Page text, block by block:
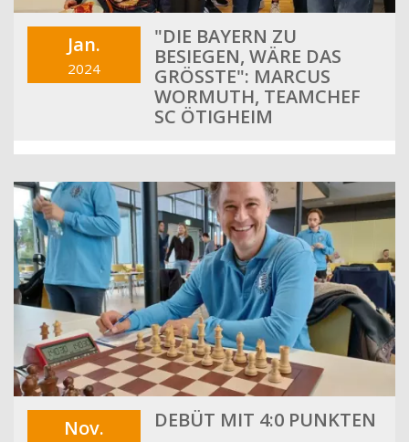
Jan.
2024
"DIE BAYERN ZU
BESIEGEN, WÄRE DAS
GRÖSSTE": MARCUS W
ORMUTH, TEAMCHEF S
C ÖTIGHEIM
Nov. DEBÜT MIT 4:0 PUNKTEN